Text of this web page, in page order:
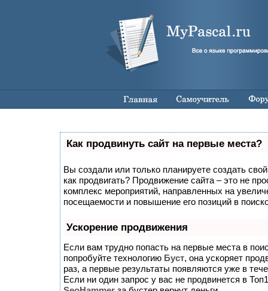
Как продвинуть сайт на первые места?
Вы создали или только планируете создать
как продвигать? Продвижение сайта – это не
комплекс мероприятий, направленных на
посещаемости и повышение его позиций в
Ускорение продвижения
Если вам трудно попасть на первые места в
попробуйте технологию Буст, она ускоряет
раз, а первые результаты появляются уже в
Если ни один запрос у вас не продвинется в